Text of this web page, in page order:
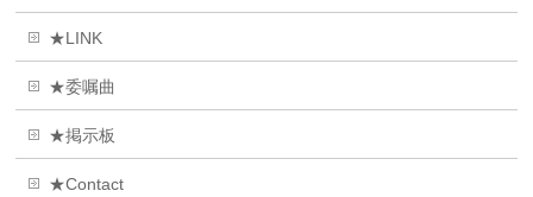
★LINK
★委嘱曲
★掲示板
★Contact